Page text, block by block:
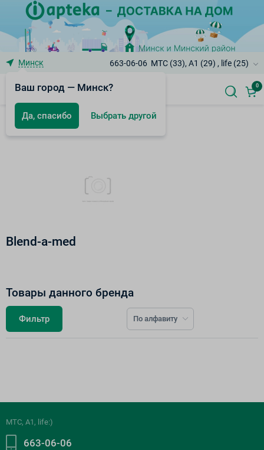
Минск
Ваш город — Минск?
Да, спасибо Выбрать другой
663-06-06 МТС (33), A1 (29) , life (25)
0
Бренды
Blend-a-med
Товары данного бренда
Фильтр По алфавиту
МТС, A1, life:)
663-06-06